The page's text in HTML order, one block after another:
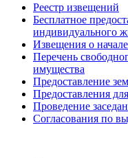
Реестр извещений
Бесплатное
индивидуального
Извещения о
Перечень
имущества
Предоставление
Предоставления
Проведение
Согласования по